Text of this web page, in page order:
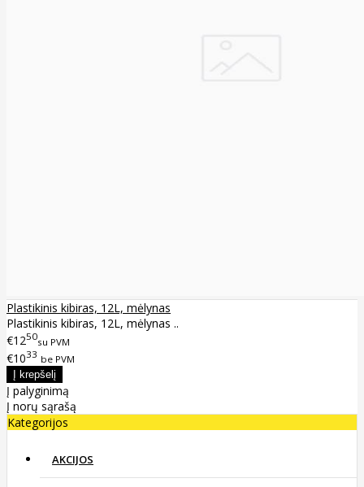
Plastikinis kibiras, 12L, mėlynas
Plastikinis kibiras, 12L, mėlynas ..
€1250su PVM
€1033 be PVM
Į palyginimą
Į norų sąrašą
Kategorijos
AKCIJOS